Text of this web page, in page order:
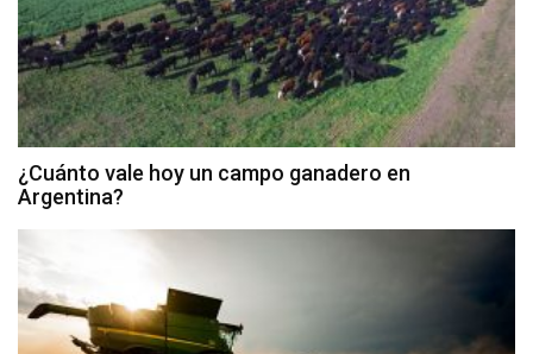
¿Cuánto vale hoy un campo ganadero en
Argentina?